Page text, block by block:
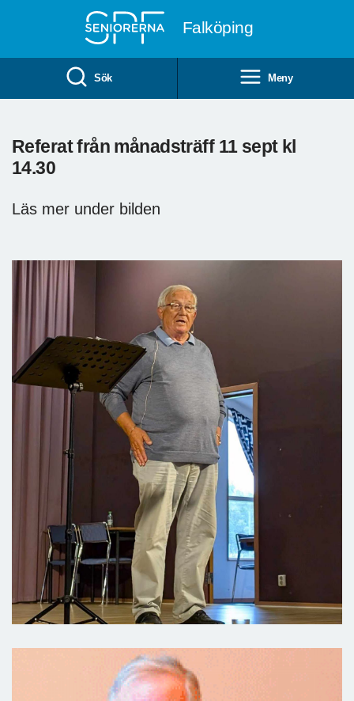
Falköping
Sök Meny
Referat från månadsträff 11 sept kl
14.30
Läs mer under bilden